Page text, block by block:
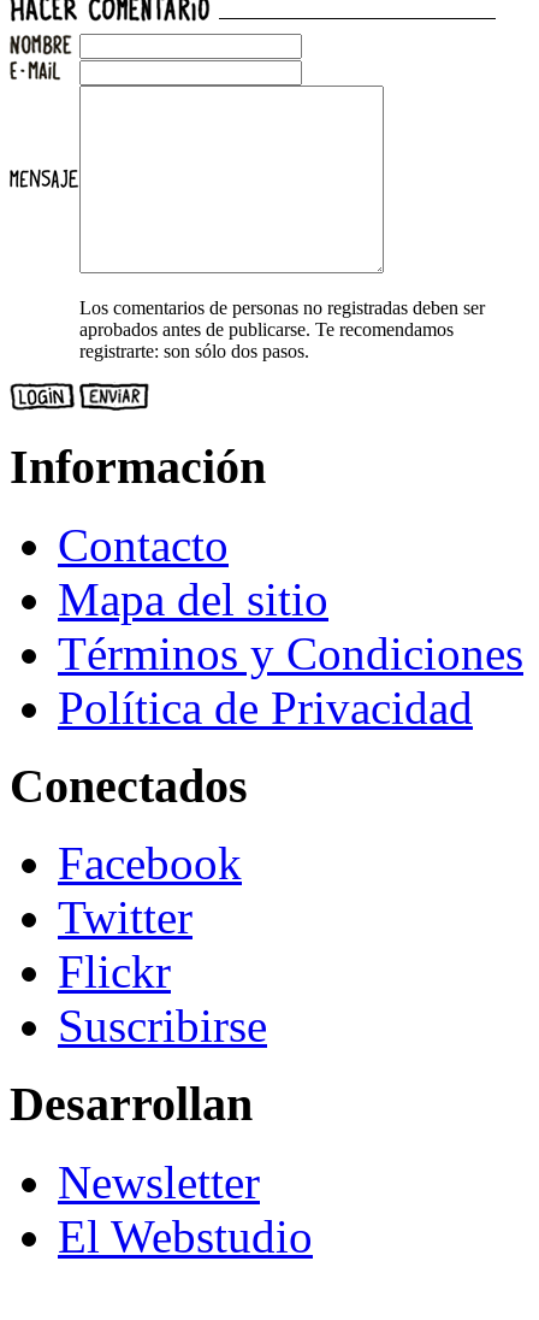
Los comentarios de personas no registradas deben ser
aprobados antes de publicarse. Te recomendamos
registrarte: son sólo dos pasos.
Información
Contacto
Mapa del sitio
Términos y Condiciones
Política de Privacidad
Conectados
Facebook
Twitter
Flickr
Suscribirse
Desarrollan
Newsletter
El Webstudio